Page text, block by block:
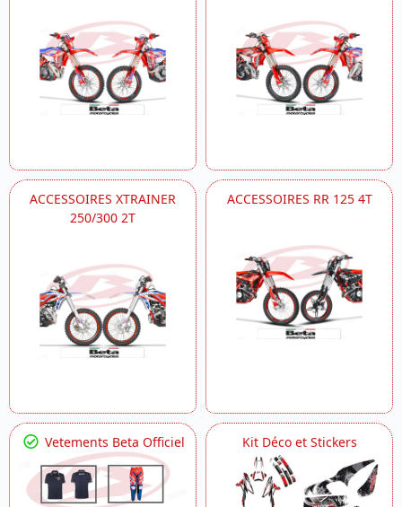
ACCESSOIRES XTRAINER
250/300 2T
ACCESSOIRES RR 125 4T
Vetements Beta Officiel Kit Déco et Stickers